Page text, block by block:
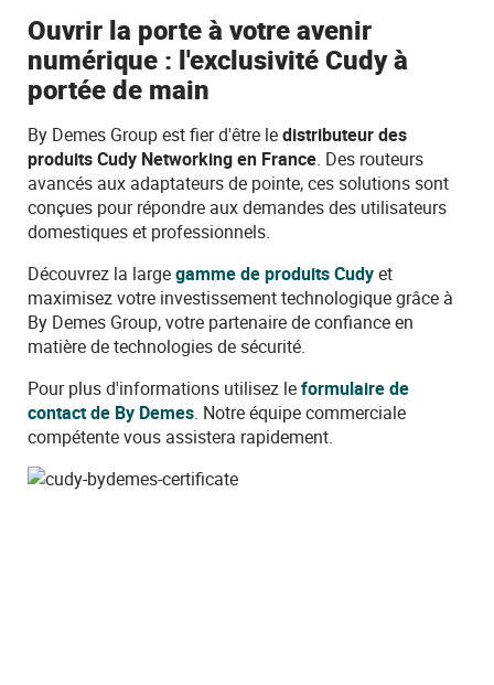
Ouvrir la porte à votre avenir
numérique : l'exclusivité Cudy à
portée de main
By Demes Group est fier d'être ledistributeur des
produits Cudy Networking en France. Des routeurs
avancés aux adaptateurs de pointe, ces solutions sont
conçues pour répondre aux demandes des utilisateurs
domestiques et professionnels.
Découvrez la largegamme de produits Cudyet
maximisez votre investissement technologique grâce à
By Demes Group, votre partenaire de confiance en
matière de technologies de sécurité.
Pour plus d'informations utilisez leformulaire de
contact de By Demes. Notre équipe commerciale
compétente vous assistera rapidement.